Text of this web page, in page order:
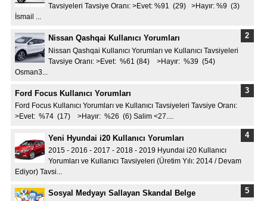
Tavsiyeleri Tavsiye Oranı: >Evet: %91 (29) >Hayır: %9 (3)
İsmail ...
Nissan Qashqai Kullanıcı Yorumları
Nissan Qashqai Kullanıcı Yorumları ve Kullanıcı Tavsiyeleri
Tavsiye Oranı: >Evet: %61 (84) >Hayır: %39 (54)
Osman3...
Ford Focus Kullanıcı Yorumları
Ford Focus Kullanıcı Yorumları ve Kullanıcı Tavsiyeleri Tavsiye Oranı:
>Evet: %74 (17) >Hayır: %26 (6) Salim <27....
Yeni Hyundai i20 Kullanıcı Yorumları
2015 - 2016 - 2017 - 2018 - 2019 Hyundai i20 Kullanıcı
Yorumları ve Kullanıcı Tavsiyeleri (Üretim Yılı: 2014 / Devam
Ediyor) Tavsi...
Sosyal Medyayı Sallayan Skandal Belge